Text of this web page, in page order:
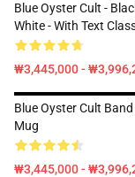
Blue Oyster Cult -
White - With Text
₩3,445,000 -
Blue Oyster Cult
Mug
₩3,445,000 -